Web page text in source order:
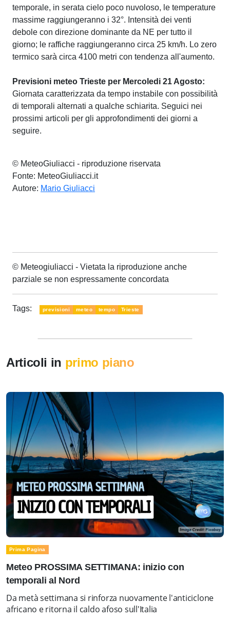
temporale, in serata cielo poco nuvoloso, le temperature
massime raggiungeranno i 32°. Intensità dei venti
debole con direzione dominante da NE per tutto il
giorno; le raffiche raggiungeranno circa 25 km/h. Lo zero
termico sarà circa 4100 metri con tendenza all'aumento.
Previsioni meteo Trieste per Mercoledi 21 Agosto:
Giornata caratterizzata da tempo instabile con possibilità
di temporali alternati a qualche schiarita. Seguici nei
prossimi articoli per gli approfondimenti dei giorni a
seguire.
© MeteoGiuliacci - riproduzione riservata
Fonte: MeteoGiuliacci.it
Autore: Mario Giuliacci
© Meteogiuliacci - Vietata la riproduzione anche
parziale se non espressamente concordata
Tags: previsioni meteo tempo Trieste
Articoli in primo piano
Prima Pagina
Meteo PROSSIMA SETTIMANA: inizio con
temporali al Nord
Da metà settimana si rinforza nuovamente l'anticiclone
africano e ritorna il caldo afoso sull'Italia